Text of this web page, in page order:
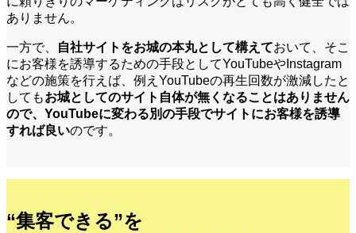
ありません。
一方で、 自社サイトをお城の本丸として構えておいて、そこ
にお客様を誘導するための手段としてYouTubeやInstagram
などの施策を行えば、例えYouTubeの再生回数が激減したと
してもお城としてのサイト自体が無くなることはありません
ので、YouTubeに変わる別の手段でサイトにお客様を誘導
すれば良いのです。
“集客できる”を